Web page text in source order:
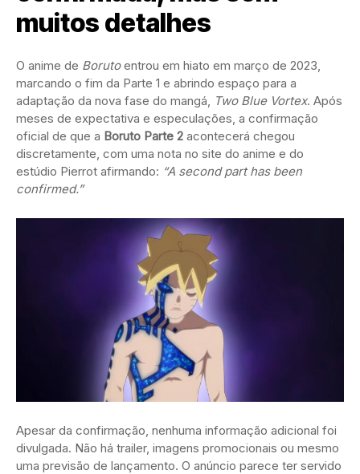
muitos detalhes
O anime de Borutoentrou em hiato em março de 2023,
marcando o fim da Parte 1 e abrindo espaço para a
adaptação da nova fase do mangá,
Two Blue Vortex. Após
meses de expectativa e especulações, a confirmação
oficial de que a Boruto Parte 2 acontecerá chegou
discretamente, com uma nota no site do anime e do
estúdio Pierrot afirmando: “A second part has been
confirmed.”
Apesar da confirmação, nenhuma informação adicional foi
divulgada. Não há trailer, imagens promocionais ou mesmo
uma previsão de lançamento. O anúncio parece ter servido